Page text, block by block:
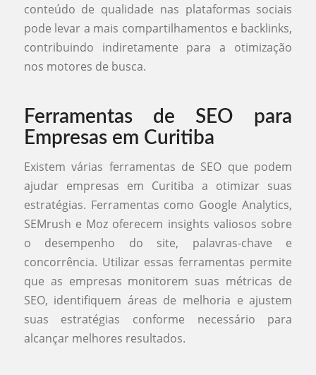
conteúdo de qualidade nas plataformas sociais
pode levar a mais compartilhamentos e backlinks,
contribuindo indiretamente para a otimização
nos motores de busca.
Ferramentas de SEO para
Empresas em Curitiba
Existem várias ferramentas de SEO que podem
ajudar empresas em Curitiba a otimizar suas
estratégias. Ferramentas como Google Analytics,
SEMrush e Moz oferecem insights valiosos sobre
o desempenho do site, palavras-chave e
concorrência. Utilizar essas ferramentas permite
que as empresas monitorem suas métricas de
SEO, identifiquem áreas de melhoria e ajustem
suas estratégias conforme necessário para
alcançar melhores resultados.